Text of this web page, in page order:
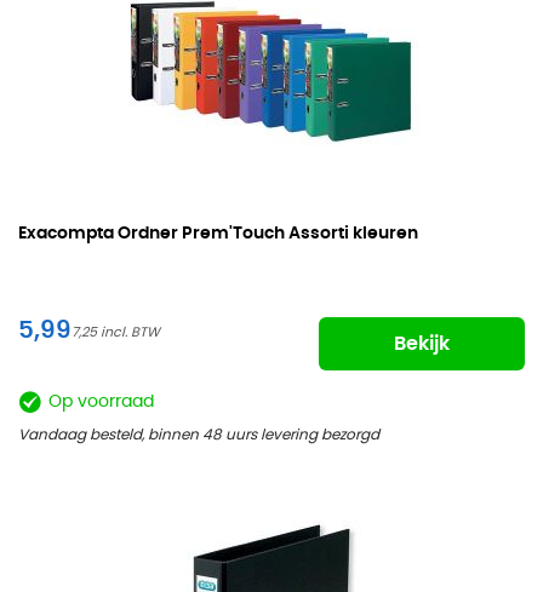
Exacompta Ordner Prem'Touch Assorti kleuren
5,99 7,25
Bekijk
Op voorraad
Vandaag besteld, binnen 48 uurs levering bezorgd